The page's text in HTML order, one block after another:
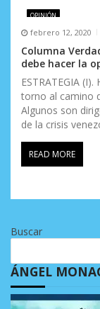
OPINIÓN
febrero 12, 2020
Columna
debe hacer la
ESTRATEGIA
torno al camino
Algunos son
de la crisis
READ MORE
Buscar
ÁNGEL